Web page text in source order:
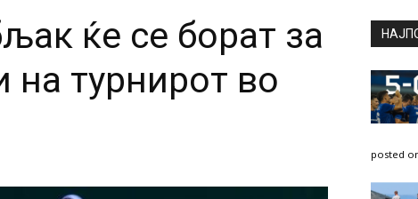
ќе се борат за
на турнирот во
posted